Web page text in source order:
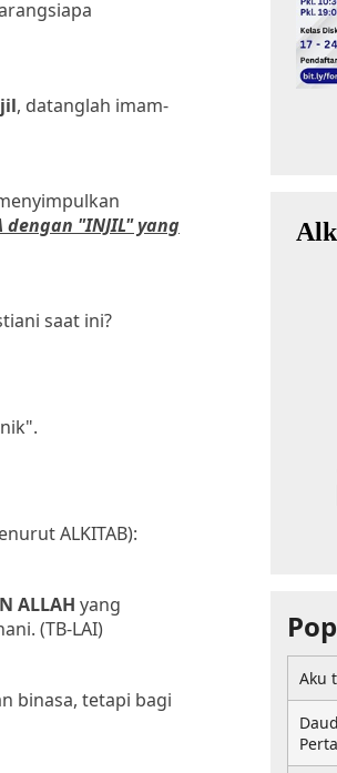
, datanglah imam-
dengan "INJIL" yang
saat ini?
ALKITAB):
ALLAH yang
(TB-LAI)
binasa, tetapi bagi
Aku